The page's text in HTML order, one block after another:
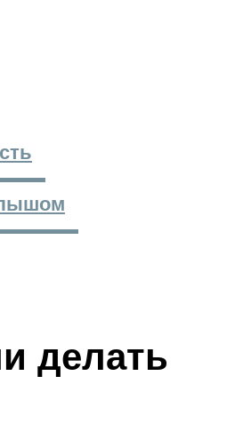
делать